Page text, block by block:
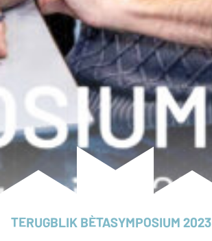
TERUGBLIK BÈTASYMPOSIUM 2023